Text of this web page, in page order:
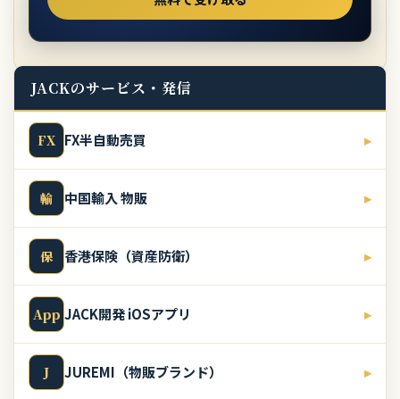
JACKのサービス・発信
FX FX半自動売買 ▸
輸 中国輸入 物販 ▸
保 香港保険（資産防衛） ▸
App JACK開発 iOSアプリ ▸
J JUREMI（物販ブランド） ▸